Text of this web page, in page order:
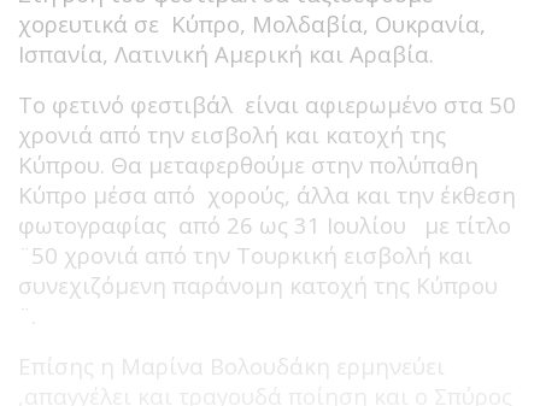
χορευτικά σε Κύπρο, Μολδαβία, Ουκρανία,
Ισπανία, Λατινική Αμερική και Αραβία.
Το φετινό φεστιβάλ είναι αφιερωμένο στα 50
χρονιά από την εισβολή και κατοχή της
Κύπρου. Θα μεταφερθούμε στην πολύπαθη
Κύπρο μέσα από χορούς, άλλα και την έκθεση
φωτογραφίας από 26 ως 31 Ιουλίου με τίτλο
¨50 χρονιά από την Τουρκική εισβολή και
συνεχιζόμενη παράνομη κατοχή της Κύπρου
¨.
Επίσης η Μαρίνα Βολουδάκη ερμηνεύει